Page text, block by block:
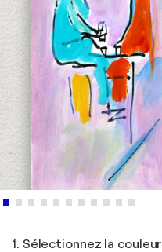
1. Sélectionnez la couleur